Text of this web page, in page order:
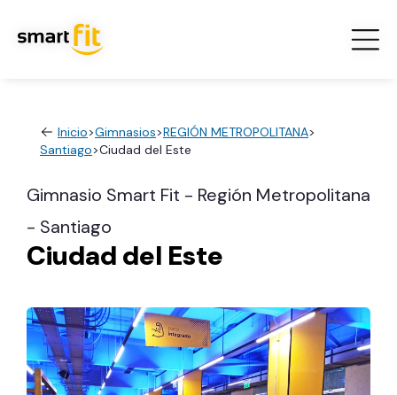
Inicio>Gimnasios>REGIÓN METROPOLITANA>
Santiago>Ciudad del Este
Gimnasio Smart Fit - Región Metropolitana
- Santiago
Ciudad del Este